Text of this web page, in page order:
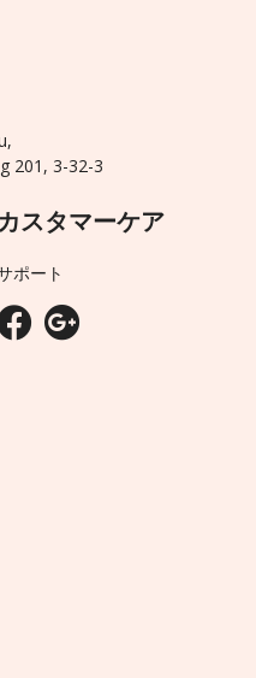
201, 3-32-3
カスタマーケア
ポート